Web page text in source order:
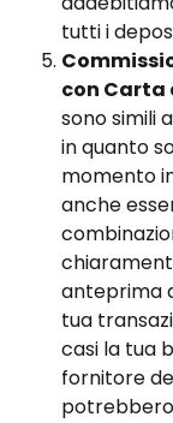
tutti i
con Carta
sono simili
in quanto
momento
anche
anteprima
tua
casi la tua
fornitore